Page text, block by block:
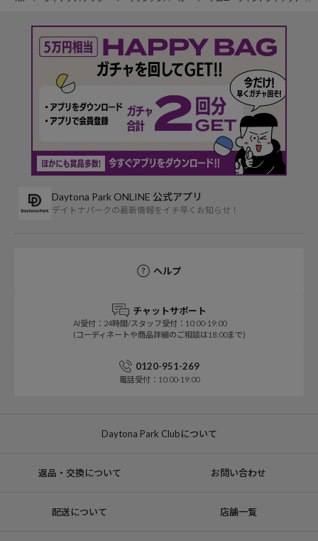
Daytona Park ONLINE 公式アプリ
デイトナパークの最新情報をイチ早くお知らせ！
ヘルプ
チャットサポート
AI受付：24時間/スタッフ受付：10:00-19:00
(コーディネートや商品詳細のご相談は18:00まで)
0120-951-269
電話受付：10:00-19:00
Daytona Park Clubについて
返品・交換について お問い合わせ
配送について 店舗一覧